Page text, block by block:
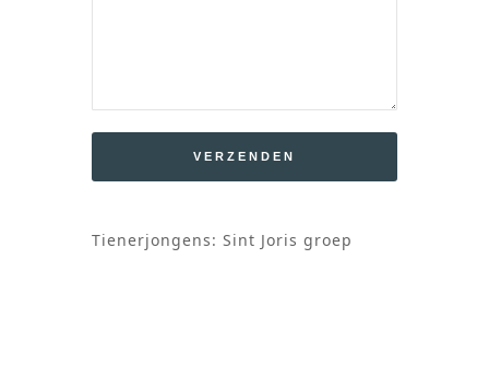
Tienerjongens: Sint Joris groep